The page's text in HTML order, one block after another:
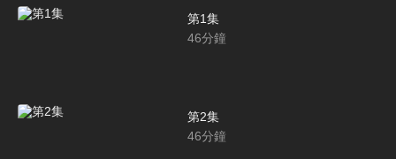
第1集
46分鐘
第2集
46分鐘